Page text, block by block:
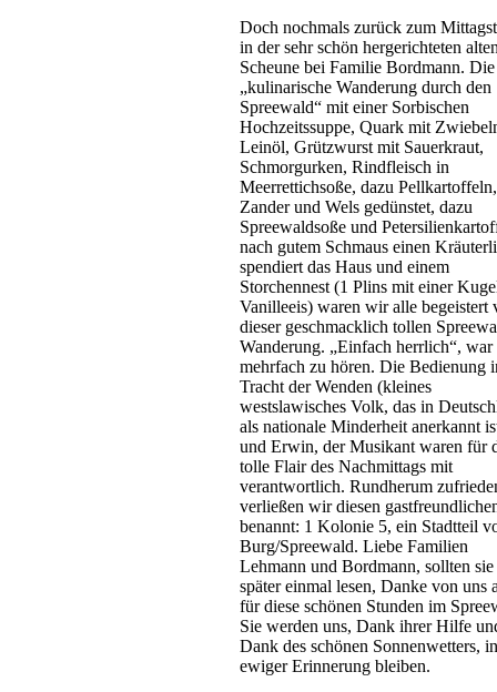
Doch nochmals zurück zum
in der sehr schön hergerichteten
Scheune bei Familie Bordmann. Die
„kulinarische Wanderung durch den
Spreewald“ mit einer Sorbischen
Hochzeitssuppe, Quark mit
Leinöl, Grützwurst mit Sauerkraut,
Schmorgurken, Rindfleisch in
Meerrettichsoße, dazu Pellkartoffeln,
Zander und Wels gedünstet, dazu
Spreewaldsoße und
nach gutem Schmaus einen
spendiert das Haus und einem
Storchennest (1 Plins mit einer
Vanilleeis) waren wir alle begeistert
dieser geschmacklich tollen
Wanderung. „Einfach herrlich“, war
mehrfach zu hören. Die Bedienung
Tracht der Wenden (kleines
westslawisches Volk, das in
als nationale Minderheit anerkannt
und Erwin, der Musikant waren für
tolle Flair des Nachmittags mit
verantwortlich. Rundherum
verließen wir diesen
benannt: 1 Kolonie 5, ein Stadtteil
Burg/Spreewald. Liebe Familien
Lehmann und Bordmann, sollten sie
später einmal lesen, Danke von uns
für diese schönen Stunden im
Sie werden uns, Dank ihrer Hilfe
Dank des schönen Sonnenwetters, in
ewiger Erinnerung bleiben.